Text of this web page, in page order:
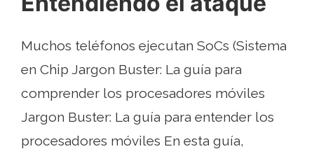
Muchos teléfonos ejecutan SoCs (Sistema
en Chip Jargon Buster: La guía para
comprender los procesadores móviles
Jargon Buster: La guía para entender los
procesadores móviles En esta guía,